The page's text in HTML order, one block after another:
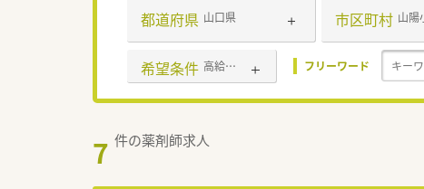
都道府県 山口県 市区町村 山陽
希望条件 高給与(600万円以上) フリーワード
7 件の薬剤師求人